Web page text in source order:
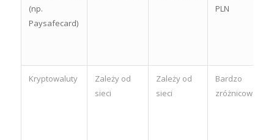
(np.
Paysafecard)
PLN
Kryptowaluty
Zależy od
sieci
Zależy od
sieci
Bardzo
zróżnicowane